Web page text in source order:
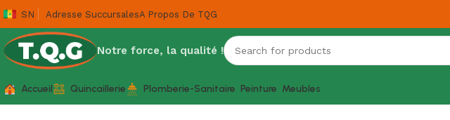
SN Adresse SuccursalesA Propos De TQG
Notre force, la qualité !
Accueil Quincaillerie Plomberie-Sanitaire Peinture Meubles